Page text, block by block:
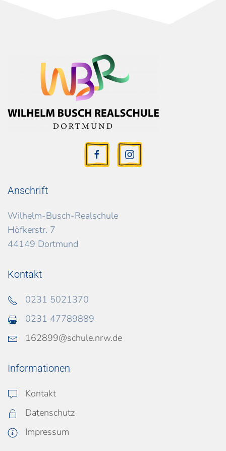
Anschrift
Wilhelm-Busch-Realschule
Höfkerstr. 7
44149 Dortmund
Kontakt
0231 5021370
0231 47789889
162899@schule.nrw.de
Informationen
Kontakt
Datenschutz
Impressum